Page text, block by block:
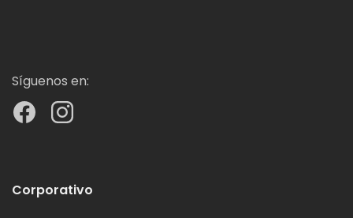
Síguenos en:
Corporativo